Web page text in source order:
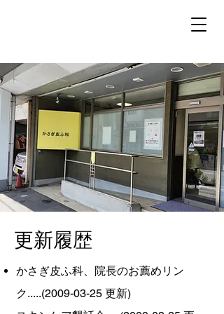
更新履歴
かさぎ皮ふ科、院長のお薦めリン
ク.....(2009-03-25 更新)